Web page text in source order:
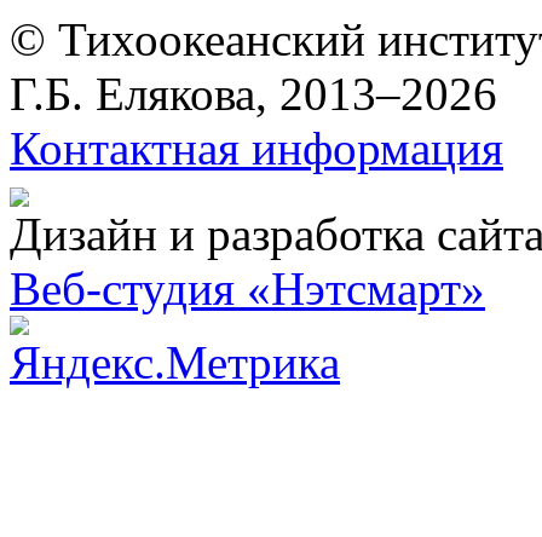
© Тихоокеанский
Г.Б. Елякова, 2013–2026
Контактная информация
Дизайн и разработка
Веб-студия «Нэтсмарт»